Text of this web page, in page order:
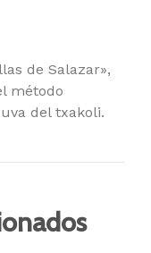
de Salazar»,
método
del txakoli.